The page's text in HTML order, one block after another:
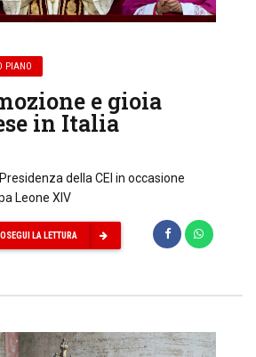
PIANO
e gioia
in Italia
della CEI in occasione
Leone XIV
LA LETTURA